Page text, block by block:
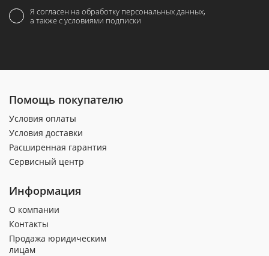
Я согласен на обработку персональных данных,
а также с условиями подписки
Помощь покупателю
Условия оплаты
Условия доставки
Расширенная гарантия
Сервисный центр
Информация
О компании
Контакты
Продажа юридическим
лицам